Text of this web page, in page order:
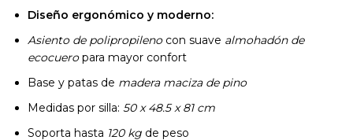
Diseño ergonómico y moderno:
Asiento de polipropilenocon suave almohadón de
ecocueropara mayor confort
Base y patas de madera maciza de pino
Medidas por silla: 50 x 48.5 x 81 cm
Soporta hasta 120 kg de peso